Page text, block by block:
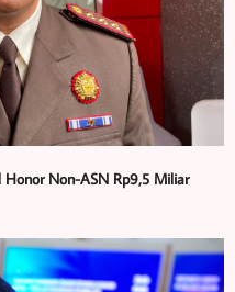
Honor Non-ASN Rp9,5 Miliar